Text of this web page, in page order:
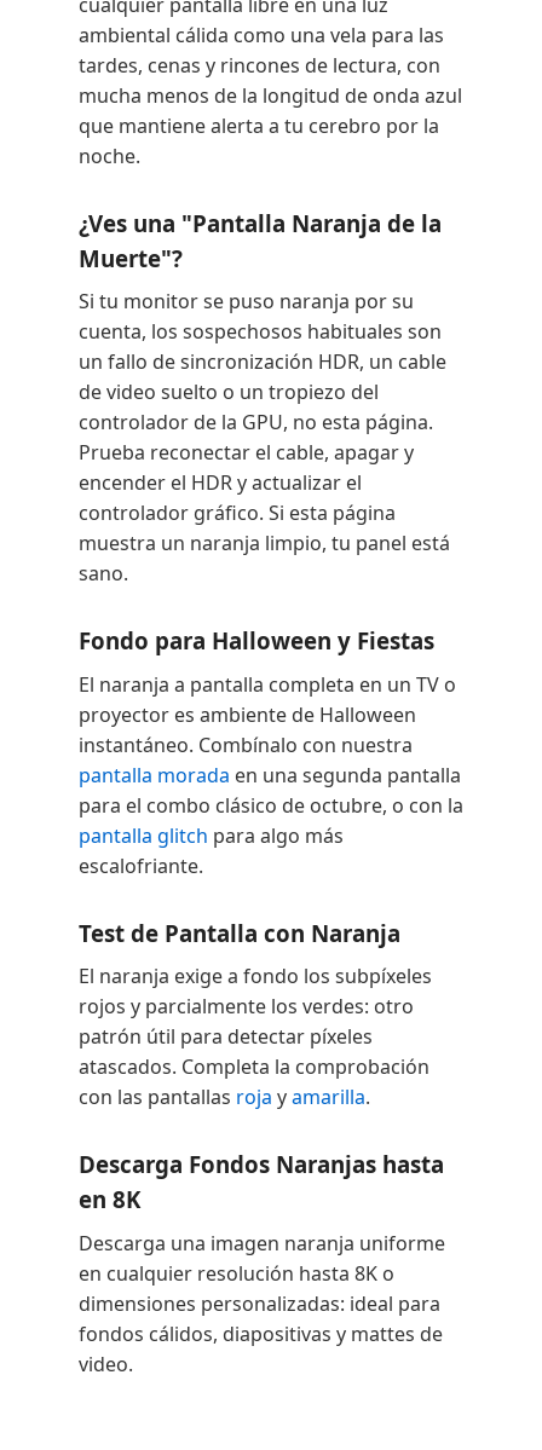
ambiental cálida como una vela para las
tardes, cenas y rincones de lectura, con
mucha menos de la longitud de onda azul
que mantiene alerta a tu cerebro por la
noche.
¿Ves una "Pantalla Naranja de la
Muerte"?
Si tu monitor se puso naranja por su
cuenta, los sospechosos habituales son
un fallo de sincronización HDR, un cable
de video suelto o un tropiezo del
controlador de la GPU, no esta página.
Prueba reconectar el cable, apagar y
encender el HDR y actualizar el
controlador gráfico. Si esta página
muestra un naranja limpio, tu panel está
sano.
Fondo para Halloween y Fiestas
El naranja a pantalla completa en un TV o
proyector es ambiente de Halloween
instantáneo. Combínalo con nuestra
pantalla morada en una segunda pantalla
para el combo clásico de octubre, o con la
pantalla glitch para algo más
escalofriante.
Test de Pantalla con Naranja
El naranja exige a fondo los subpíxeles
rojos y parcialmente los verdes: otro
patrón útil para detectar píxeles
atascados. Completa la comprobación
con las pantallas roja yamarilla.
Descarga Fondos Naranjas hasta
en 8K
Descarga una imagen naranja uniforme
en cualquier resolución hasta 8K o
dimensiones personalizadas: ideal para
fondos cálidos, diapositivas y mattes de
video.